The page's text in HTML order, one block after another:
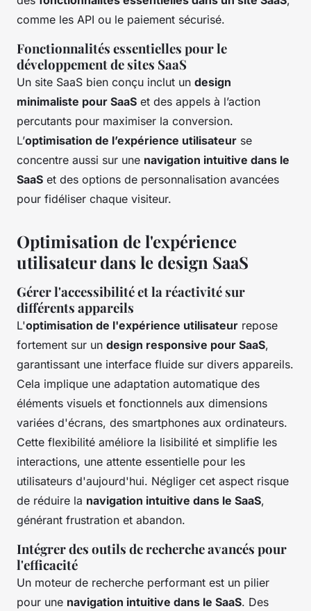
comme les API ou le paiement sécurisé.
Fonctionnalités essentielles pour le
développement de sites SaaS
Un site SaaS bien conçu inclut un design
minimaliste pour SaaS et des appels à l’action
percutants pour maximiser la conversion.
L’optimisation de l’expérience utilisateur se
concentre aussi sur une navigation intuitive dans le
SaaS et des options de personnalisation avancées
pour fidéliser chaque visiteur.
Optimisation de l'expérience
utilisateur dans le design SaaS
Gérer l'accessibilité et la réactivité sur
différents appareils
L'optimisation de l'expérience utilisateur repose
fortement sur un design responsive pour SaaS,
garantissant une interface fluide sur divers appareils.
Cela implique une adaptation automatique des
éléments visuels et fonctionnels aux dimensions
variées d'écrans, des smartphones aux ordinateurs.
Cette flexibilité améliore la lisibilité et simplifie les
interactions, une attente essentielle pour les
utilisateurs d'aujourd'hui. Négliger cet aspect risque
de réduire la navigation intuitive dans le SaaS,
générant frustration et abandon.
Intégrer des outils de recherche avancés pour
l'efficacité
Un moteur de recherche performant est un pilier
pour une navigation intuitive dans le SaaS. Des